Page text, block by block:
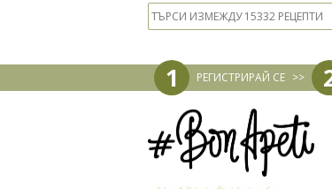
1 РЕГИСТРИРАЙ СЕ >>